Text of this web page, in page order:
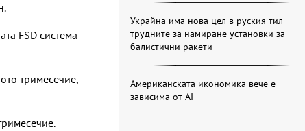
FSD система
тримесечие,
Украйна има нова цел в руския тил -
трудните за намиране установки за
балистични ракети
Американската икономика вече е
зависима от АІ